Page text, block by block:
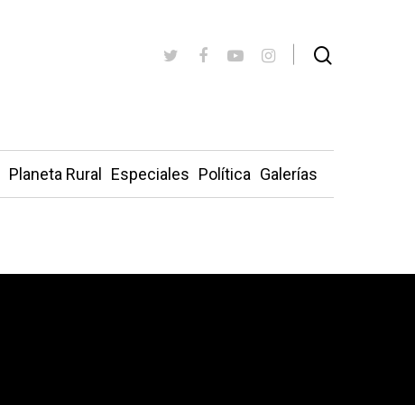
Planeta Rural Especiales Política Galerías